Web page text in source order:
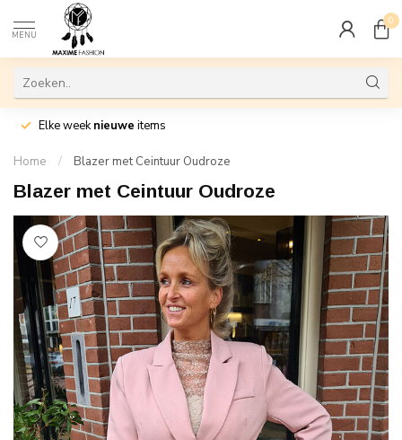
MENU
0
Elke weeknieuwe items
Home / Blazer met Ceintuur Oudroze
Blazer met Ceintuur Oudroze